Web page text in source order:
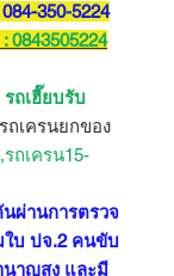
350-5224
0843505224
รถเฮี๊ยบรับ
รถเครนยกของ
ถเครน15-
ผ่านการตรวจ
ใบ ปจ.2 คนขับ
นาญสูง และมี